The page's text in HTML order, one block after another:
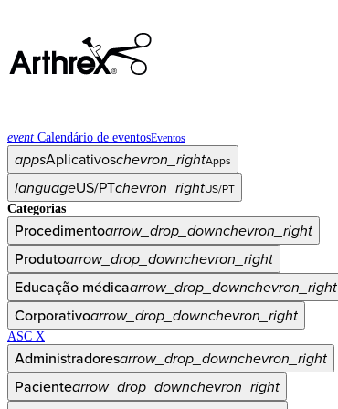
event Calendário de eventosEventos
appsAplicativoschevron_rightApps
languageUS/PTchevron_rightUS/PT
Categorias
Procedimentoarrow_drop_downchevron_right
Produtoarrow_drop_downchevron_right
Educação médicaarrow_drop_downchevron_right
Corporativoarrow_drop_downchevron_right
ASC X
Administradoresarrow_drop_downchevron_right
Pacientearrow_drop_downchevron_right